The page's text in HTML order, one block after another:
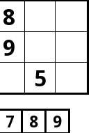
8
9
5
7 8 9